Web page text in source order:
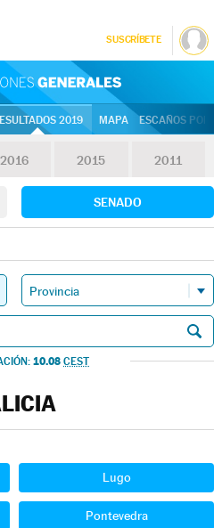
SUSCRÍBETE
2019 MAPA ESCAÑOS
2016 2015 2011
SENADO
10.08 CEST
Lugo
Pontevedra